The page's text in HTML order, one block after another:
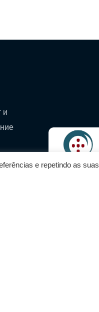
и
e repetindo as suas